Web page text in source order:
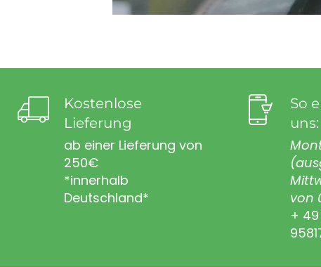
Kostenlose
Lieferung
ab einer Lieferung von
250€
*innerhalb
Deutschland*
So
uns:
von
+